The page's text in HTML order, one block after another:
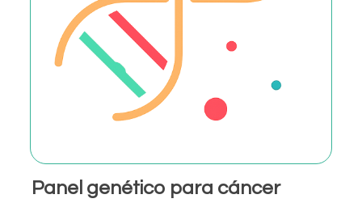
Panel genético para cáncer